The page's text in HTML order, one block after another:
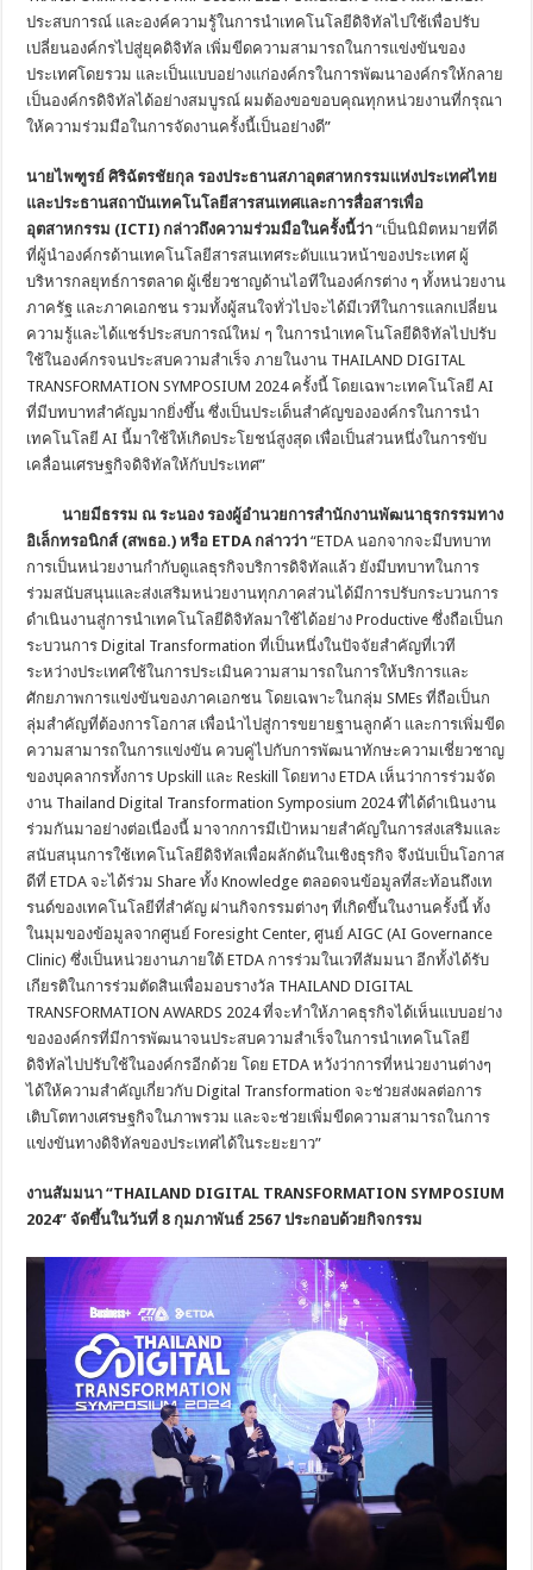
ประสบการณ์ และองค์ความรู้ในการนำเทคโนโลยีดิจิทัลไปใช้เพื่อปรับ
เปลี่ยนองค์กรไปสู่ยุคดิจิทัล เพิ่มขีดความสามารถในการแข่งขันของ
ประเทศโดยรวม และเป็นแบบอย่างแก่องค์กรในการพัฒนาองค์กรให้กลาย
เป็นองค์กรดิจิทัลได้อย่างสมบูรณ์ ผมต้องขอขอบคุณทุกหน่วยงานที่กรุณา
ให้ความร่วมมือในการจัดงานครั้งนี้เป็นอย่างดี”
นายไพฑูรย์ ศิริฉัตรชัยกุล รองประธานสภาอุตสาหกรรมแห่งประเทศไทย
และประธานสถาบันเทคโนโลยีสารสนเทศและการสื่อสารเพื่อ
อุตสาหกรรม (ICTI) กล่าวถึงความร่วมมือในครั้งนี้ว่า“เป็นนิมิตหมายที่ดี
ที่ผู้นำองค์กรด้านเทคโนโลยีสารสนเทศระดับแนวหน้าของประเทศ ผู้
บริหารกลยุทธ์การตลาด ผู้เชี่ยวชาญด้านไอทีในองค์กรต่าง ๆ ทั้งหน่วยงาน
ภาครัฐ และภาคเอกชน รวมทั้งผู้สนใจทั่วไปจะได้มีเวทีในการแลกเปลี่ยน
ความรู้และได้แชร์ประสบการณ์ใหม่ ๆ ในการนำเทคโนโลยีดิจิทัลไปปรับ
ใช้ในองค์กรจนประสบความสำเร็จ ภายในงาน THAILAND DIGITAL
TRANSFORMATION SYMPOSIUM 2024 ครั้งนี้ โดยเฉพาะเทคโนโลยี AI
ที่มีบทบาทสำคัญมากยิ่งขึ้น ซึ่งเป็นประเด็นสำคัญขององค์กรในการนำ
เทคโนโลยี AI นี้มาใช้ให้เกิดประโยชน์สูงสุด เพื่อเป็นส่วนหนึ่งในการขับ
เคลื่อนเศรษฐกิจดิจิทัลให้กับประเทศ”
นายมีธรรม ณ ระนอง รองผู้อำนวยการสำนักงานพัฒนาธุรกรรมทาง
อิเล็กทรอนิกส์ (สพธอ.) หรือ ETDA กล่าวว่า“ETDA นอกจากจะมีบทบาท
การเป็นหน่วยงานกำกับดูแลธุรกิจบริการดิจิทัลแล้ว ยังมีบทบาทในการ
ร่วมสนับสนุนและส่งเสริมหน่วยงานทุกภาคส่วนได้มีการปรับกระบวนการ
ดำเนินงานสู่การนำเทคโนโลยีดิจิทัลมาใช้ได้อย่าง Productive ซึ่งถือเป็นก
ระบวนการ Digital Transformation ที่เป็นหนึ่งในปัจจัยสำคัญที่เวที
ระหว่างประเทศใช้ในการประเมินความสามารถในการให้บริการและ
ศักยภาพการแข่งขันของภาคเอกชน โดยเฉพาะในกลุ่ม SMEs ที่ถือเป็นก
ลุ่มสำคัญที่ต้องการโอกาส เพื่อนำไปสู่การขยายฐานลูกค้า และการเพิ่มขีด
ความสามารถในการแข่งขัน ควบคู่ไปกับการพัฒนาทักษะความเชี่ยวชาญ
ของบุคลากรทั้งการ Upskill และ Reskill โดยทาง ETDA เห็นว่าการร่วมจัด
งาน Thailand Digital Transformation Symposium 2024 ที่ได้ดำเนินงาน
ร่วมกันมาอย่างต่อเนื่องนี้ มาจากการมีเป้าหมายสำคัญในการส่งเสริมและ
สนับสนุนการใช้เทคโนโลยีดิจิทัลเพื่อผลักดันในเชิงธุรกิจ จึงนับเป็นโอกาส
ดีที่ ETDA จะได้ร่วม Share ทั้ง Knowledge ตลอดจนข้อมูลที่สะท้อนถึงเท
รนด์ของเทคโนโลยีที่สำคัญ ผ่านกิจกรรมต่างๆ ที่เกิดขึ้นในงานครั้งนี้ ทั้ง
ในมุมของข้อมูลจากศูนย์ Foresight Center, ศูนย์ AIGC (AI Governance
Clinic) ซึ่งเป็นหน่วยงานภายใต้ ETDA การร่วมในเวทีสัมมนา อีกทั้งได้รับ
เกียรติในการร่วมตัดสินเพื่อมอบรางวัล THAILAND DIGITAL
TRANSFORMATION AWARDS 2024 ที่จะทำให้ภาคธุรกิจได้เห็นแบบอย่าง
ขององค์กรที่มีการพัฒนาจนประสบความสำเร็จในการนำเทคโนโลยี
ดิจิทัลไปปรับใช้ในองค์กรอีกด้วย โดย ETDA หวังว่าการที่หน่วยงานต่างๆ
ได้ให้ความสำคัญเกี่ยวกับ Digital Transformation จะช่วยส่งผลต่อการ
เติบโตทางเศรษฐกิจในภาพรวม และจะช่วยเพิ่มขีดความสามารถในการ
แข่งขันทางดิจิทัลของประเทศได้ในระยะยาว”
งานสัมมนา “THAILAND DIGITAL TRANSFORMATION SYMPOSIUM
2024” จัดขึ้นในวันที่ 8 กุมภาพันธ์ 2567 ประกอบด้วยกิจกรรม